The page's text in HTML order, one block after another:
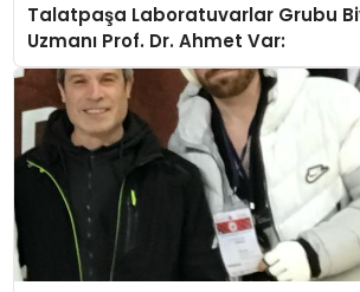
Talatpaşa Laboratuvarlar Grubu
Uzmanı Prof. Dr. Ahmet Var: